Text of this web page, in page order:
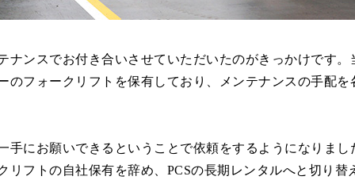
ナンスでお付き合いさせていただいたのがきっかけです
のフォークリフトを保有しており、メンテナンスの手配
手にお願いできるということで依頼をするようになりま
リフトの自社保有を辞め、PCSの長期レンタルへと切り替